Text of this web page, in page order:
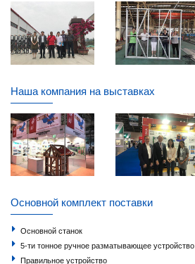
Наша компания на выставках
Основной комплект поставки
Основной станок
5-ти тонное ручное разматывающее устройство
Правильное устройство